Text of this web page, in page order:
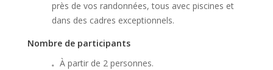
près de vos randonnées, tous avec piscines et
dans des cadres exceptionnels.
Nombre de participants
À partir de 2 personnes.